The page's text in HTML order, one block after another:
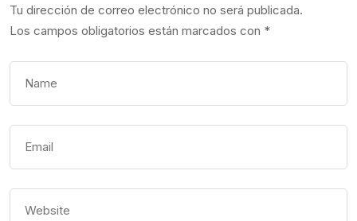
Tu dirección de correo electrónico no será publicada.
Los campos obligatorios están marcados con *